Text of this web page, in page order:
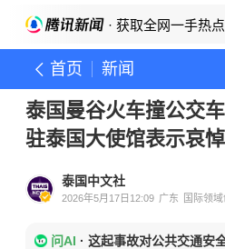
· 获取全网一手热点
首页 新闻
泰国曼谷火车撞公交
驻泰国大使馆表示哀悼
泰国中文社
2026年5月17日12:09 广东 国际领
问AI · 这起事故对公共交通安